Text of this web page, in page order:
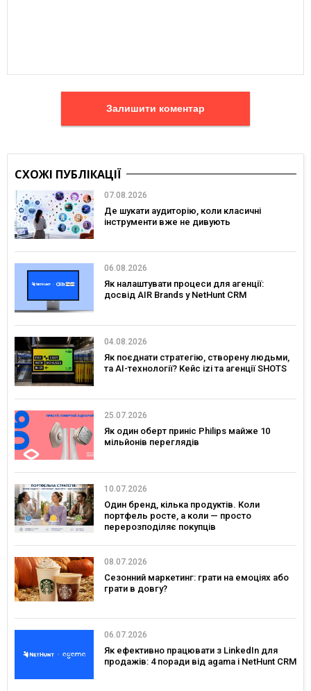
Залишити коментар
СХОЖІ ПУБЛІКАЦІЇ
07.08.2026
Де шукати аудиторію, коли класичні
інструменти вже не дивують
06.08.2026
Як налаштувати процеси для агенції:
досвід AIR Brands у NetHunt CRM
04.08.2026
Як поєднати стратегію, створену людьми,
та AI-технології? Кейс izi та агенції SHOTS
25.07.2026
Як один оберт приніс Philips майже 10
мільйонів переглядів
10.07.2026
Один бренд, кілька продуктів. Коли
портфель росте, а коли — просто
перерозподіляє покупців
08.07.2026
Сезонний маркетинг: грати на емоціях або
грати в довгу?
06.07.2026
Як ефективно працювати з LinkedIn для
продажів: 4 поради від agama і NetHunt CRM